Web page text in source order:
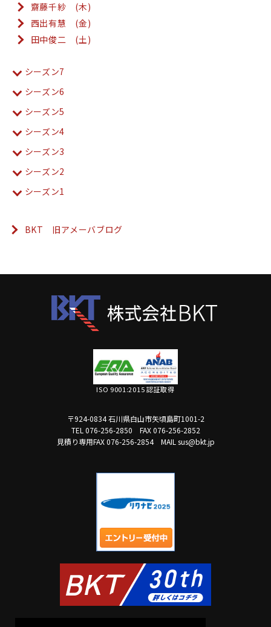
齋藤千紗 (木)
西出有慧 (金)
田中俊二 (土)
シーズン7
シーズン6
シーズン5
シーズン4
シーズン3
シーズン2
シーズン1
BKT 旧アメーバブログ
ISO 9001:2015 認証取得
〒924-0834 石川県白山市矢頃島町1001-2
TEL 076-256-2850
FAX 076-256-2852
見積り専用FAX 076-256-2854
MAIL sus@bkt.jp